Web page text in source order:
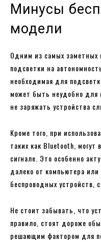
Минусы
модели
Одним из самых заметных
подсветки на
необходимая для
может быть неудобно для
не заряжать устройства
Кроме того, при
таких как Bluetooth, могут
сигнале. Это особенно
далеко от компьютера
беспроводных устройств,
Не стоит забывать, что
правило, стоят дороже
решающим фактором для